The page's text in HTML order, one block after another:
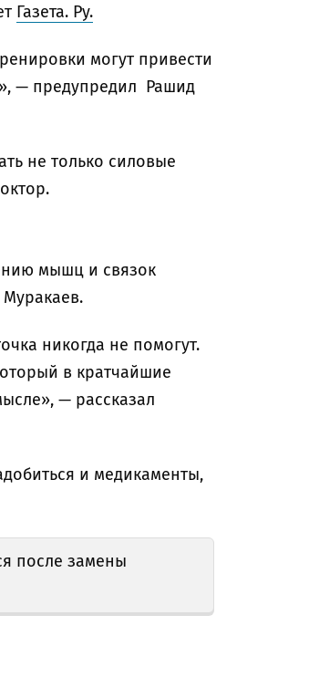
Газета. Ру.
могут привести
— предупредил Рашид
не только силовые
мышц и связок
никогда не помогут.
в кратчайшие
— рассказал
и медикаменты,
после замены